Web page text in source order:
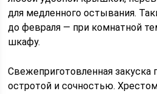
для медленного остывания.
до февраля — при комнатной
шкафу.
Свежеприготовленная закуска
остротой и сочностью.